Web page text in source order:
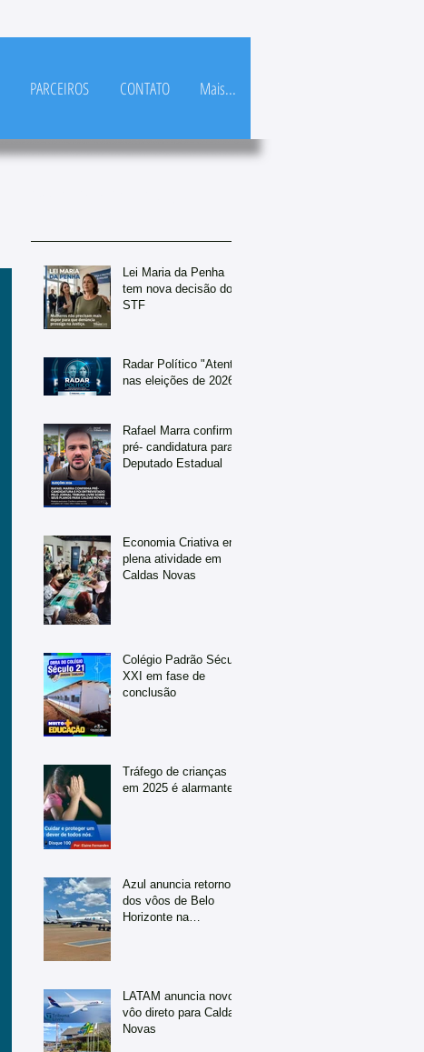
PARCEIROS CONTATO Mais...
Lei Maria da Penha
tem nova decisão do
STF
Radar Político "Atento
nas eleições de 2026"
Rafael Marra confirma
pré- candidatura para
Deputado Estadual
Economia Criativa em
plena atividade em
Caldas Novas
Colégio Padrão Século
XXI em fase de
conclusão
Tráfego de crianças
em 2025 é alarmante
Azul anuncia retorno
dos vôos de Belo
Horizonte na
LATAM anuncia novo
vôo direto para Caldas
Novas